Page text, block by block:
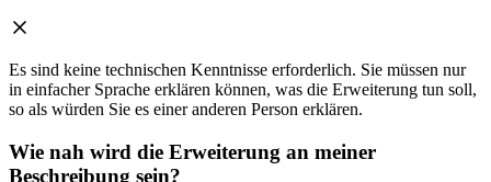
Es sind keine technischen Kenntnisse erforderlich. Sie müssen nur
in einfacher Sprache erklären können, was die Erweiterung tun soll,
so als würden Sie es einer anderen Person erklären.
Wie nah wird die Erweiterung an meiner
Beschreibung sein?